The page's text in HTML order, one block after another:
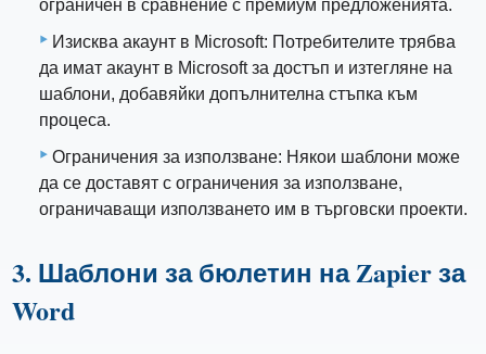
ограничен в сравнение с премиум предложенията.
Изисква акаунт в Microsoft: Потребителите трябва
да имат акаунт в Microsoft за достъп и изтегляне на
шаблони, добавяйки допълнителна стъпка към
процеса.
Ограничения за използване: Някои шаблони може
да се доставят с ограничения за използване,
ограничаващи използването им в търговски проекти.
3. Шаблони за бюлетин на Zapier за
Word